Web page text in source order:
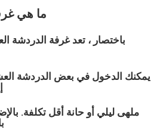
ما هي
باختصار ، تعد غرفة الدردشة
يمكنك الدخول في بعض الدردشة
ملهى ليلي أو حانة أقل تكلفة.